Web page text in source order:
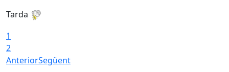
Tarda
1
2
AnteriorSegüent